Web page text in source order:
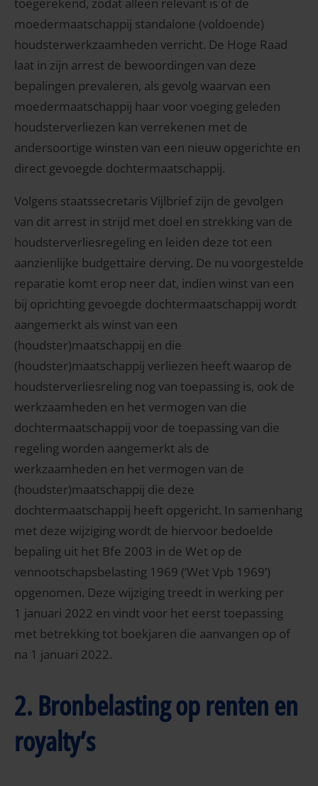
moedermaatschappij standalone (voldoende)
houdsterwerkzaamheden verricht. De Hoge Raad
laat in zijn arrest de bewoordingen van deze
bepalingen prevaleren, als gevolg waarvan een
moedermaatschappij haar voor voeging geleden
houdsterverliezen kan verrekenen met de
andersoortige winsten van een nieuw opgerichte en
direct gevoegde dochtermaatschappij.
Volgens staatssecretaris Vijlbrief zijn de gevolgen
van dit arrest in strijd met doel en strekking van de
houdsterverliesregeling en leiden deze tot een
aanzienlijke budgettaire derving. De nu voorgestelde
reparatie komt erop neer dat, indien winst van een
bij oprichting gevoegde dochtermaatschappij wordt
aangemerkt als winst van een
(houdster)maatschappij en die
(houdster)maatschappij verliezen heeft waarop de
houdsterverliesreling nog van toepassing is, ook de
werkzaamheden en het vermogen van die
dochtermaatschappij voor de toepassing van die
regeling worden aangemerkt als de
werkzaamheden en het vermogen van de
(houdster)maatschappij die deze
dochtermaatschappij heeft opgericht. In samenhang
met deze wijziging wordt de hiervoor bedoelde
bepaling uit het Bfe 2003 in de Wet op de
vennootschapsbelasting 1969 (‘Wet Vpb 1969’)
opgenomen. Deze wijziging treedt in werking per
1 januari 2022 en vindt voor het eerst toepassing
met betrekking tot boekjaren die aanvangen op of
na 1 januari 2022.
2. Bronbelasting op renten en
royalty’s